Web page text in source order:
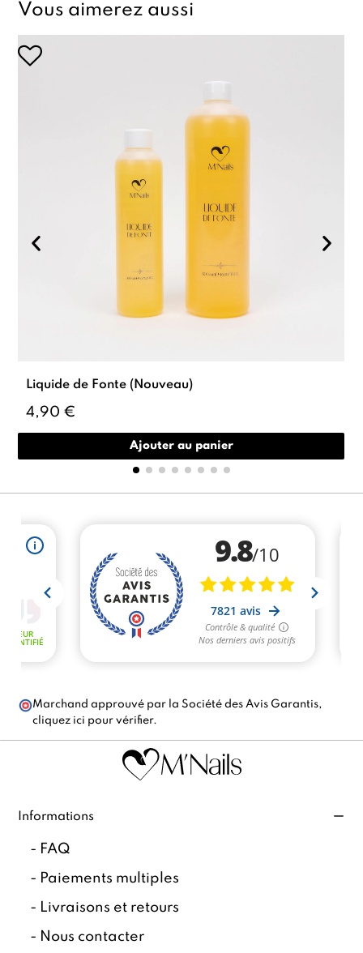
Vous aimerez aussi
Liquide de Fonte (Nouveau)
4,90 €
Ajouter au panier
Marchand approuvé par la Société des Avis Garantis,
cliquez ici pour vérifier.
Informations
- FAQ
- Paiements multiples
- Livraisons et retours
- Nous contacter